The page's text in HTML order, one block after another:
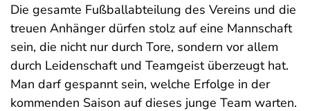
Die gesamte Fußballabteilung des Vereins und die
treuen Anhänger dürfen stolz auf eine Mannschaft
sein, die nicht nur durch Tore, sondern vor allem
durch Leidenschaft und Teamgeist überzeugt hat.
Man darf gespannt sein, welche Erfolge in der
kommenden Saison auf dieses junge Team warten.